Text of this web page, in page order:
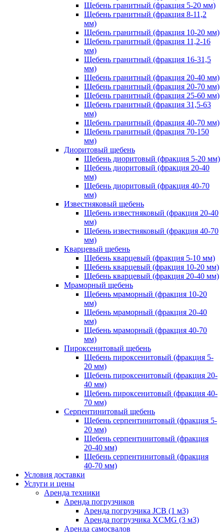
Щебень гранитный (фракция 5-20 мм)
Щебень гранитный (фракция 8-11,2
мм)
Щебень гранитный (фракция 10-20 мм)
Щебень гранитный (фракция 11,2-16
мм)
Щебень гранитный (фракция 16-31,5
мм)
Щебень гранитный (фракция 20-40 мм)
Щебень гранитный (фракция 20-70 мм)
Щебень гранитный (фракция 25-60 мм)
Щебень гранитный (фракция 31,5-63
мм)
Щебень гранитный (фракция 40-70 мм)
Щебень гранитный (фракция 70-150
мм)
Диоритовый щебень
Щебень диоритовый (фракция 5-20 мм)
Щебень диоритовый (фракция 20-40
мм)
Щебень диоритовый (фракция 40-70
мм)
Известняковый щебень
Щебень известняковый (фракция 20-40
мм)
Щебень известняковый (фракция 40-70
мм)
Кварцевый щебень
Щебень кварцевый (фракция 5-10 мм)
Щебень кварцевый (фракция 10-20 мм)
Щебень кварцевый (фракция 20-40 мм)
Мраморный щебень
Щебень мраморный (фракция 10-20
мм)
Щебень мраморный (фракция 20-40
мм)
Щебень мраморный (фракция 40-70
мм)
Пироксенитовый щебень
Щебень пироксенитовый (фракция 5-
20 мм)
Щебень пироксенитовый (фракция 20-
40 мм)
Щебень пироксенитовый (фракция 40-
70 мм)
Серпентинитовый щебень
Щебень серпентинитовый (фракция 5-
20 мм)
Щебень серпентинитовый (фракция
20-40 мм)
Щебень серпентинитовый (фракция
40-70 мм)
Условия доставки
Услуги и цены
Аренда техники
Аренда погрузчиков
Аренда погрузчика JCB (1 м3)
Аренда погрузчика XCMG (3 м3)
Аренда самосвалов